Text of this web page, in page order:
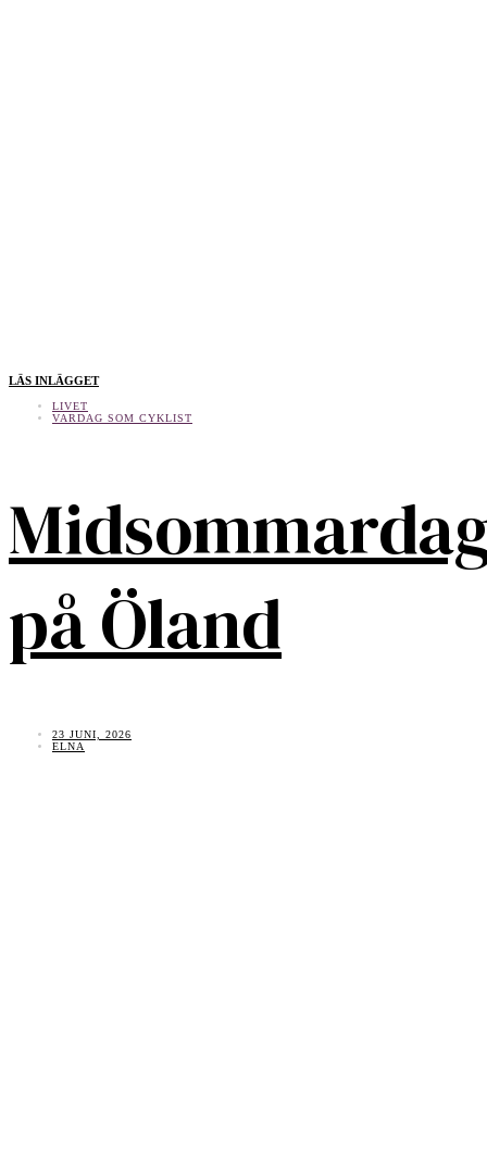
LÄS INLÄGGET
LIVET
VARDAG SOM CYKLIST
på Öland
23 JUNI, 2026
ELNA